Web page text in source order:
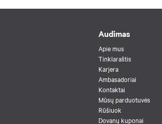
Audimas
Apie mus
Tinklaraštis
Karjera
Ambasadoriai
Kontaktai
Mūsų parduotuvės
Rūšiuok
Dovanų kuponai